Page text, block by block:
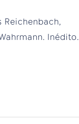
Reichenbach,
Inédito.